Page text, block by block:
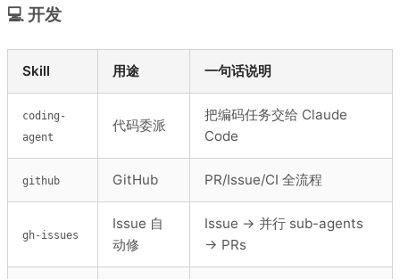
💻 开发
Skill 用途 一句话说明
coding-
agent
代码委派
把编码任务交给 Claude
Code
github GitHub PR/Issue/CI 全流程
gh-issues
Issue 自
动修
Issue → 并行 sub-agents
→ PRs